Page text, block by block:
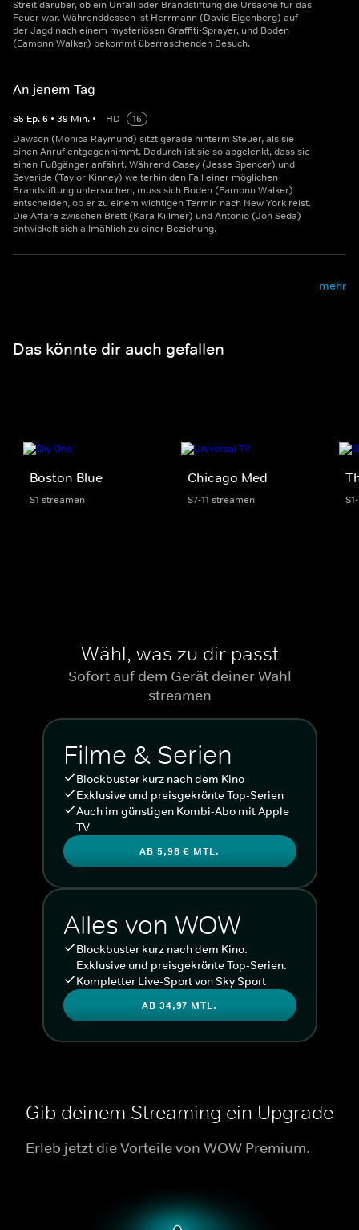
Streit darüber, ob ein Unfall oder Brandstiftung die Ursache für das
Feuer war. Währenddessen ist Herrmann (David Eigenberg) auf
der Jagd nach einem mysteriösen Graffiti-Sprayer, und Boden
(Eamonn Walker) bekommt überraschenden Besuch.
An jenem Tag
S5 Ep.6 • 39 Min. • HD
16
Dawson (Monica Raymund) sitzt gerade hinterm Steuer, als sie
einen Anruf entgegennimmt. Dadurch ist sie so abgelenkt, dass sie
einen Fußgänger anfährt. Während Casey (Jesse Spencer) und
Severide (Taylor Kinney) weiterhin den Fall einer möglichen
Brandstiftung untersuchen, muss sich Boden (Eamonn Walker)
entscheiden, ob er zu einem wichtigen Termin nach New York reist.
Die Affäre zwischen Brett (Kara Killmer) und Antonio (Jon Seda)
entwickelt sich allmählich zu einer Beziehung.
mehr
Das könnte dir auch gefallen
Boston Blue
S1 streamen
Chicago Med
S7-11 streamen
Wähl, was zu dir passt
Sofort auf dem Gerät deiner Wahl
streamen
Filme & Serien
Blockbuster kurz nach dem Kino
Exklusive und preisgekrönte Top-Serien
Auch im günstigen Kombi-Abo mit Apple
TV
AB 5,98 € MTL.
Alles von WOW
Blockbuster kurz nach dem Kino.
Exklusive und preisgekrönte Top-Serien.
Kompletter Live-Sport von Sky Sport
AB 34,97 MTL.
Gib deinem Streaming ein Upgrade
Erleb jetzt die Vorteile von WOW Premium.